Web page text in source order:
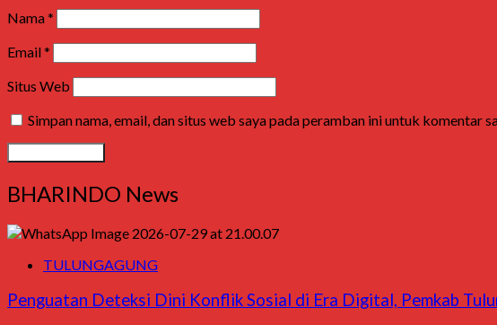
Nama*
Email*
Situs Web
Simpan nama, email, dan situs web saya pada peramban ini untuk komentar
BHARINDO News
TULUNGAGUNG
Penguatan Deteksi Dini Konflik Sosial di Era Digital, Pemkab